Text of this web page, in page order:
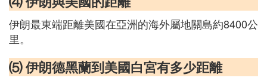
伊朗最東端距離美國在亞洲的海外屬地關島約8400公
里。
⑸ 伊朗德黑蘭到美國白宮有多少距離